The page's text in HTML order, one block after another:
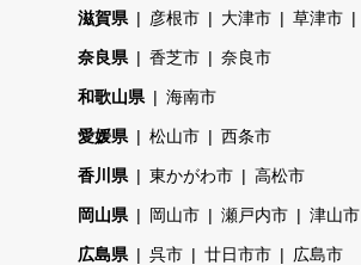
滋賀県 彦根市 大津市 草津市
奈良県 香芝市 奈良市
和歌山県 海南市
愛媛県 松山市 西条市
香川県 東かがわ市 高松市
岡山県 岡山市 瀬戸内市 津山市
広島県 呉市 廿日市市 広島市